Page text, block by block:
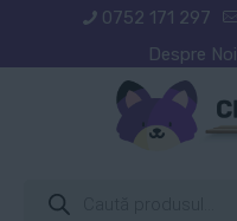
0752 171 297
Despre Noi
search